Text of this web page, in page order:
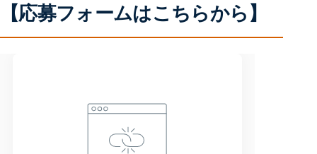
【応募フォームはこちらから】